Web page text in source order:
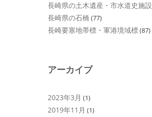
長崎県の土木遺産・市水道史施設
長崎県の石橋 (77)
長崎要塞地帯標・軍港境域標(87)
アーカイブ
2023年3月 (1)
2019年11月 (1)